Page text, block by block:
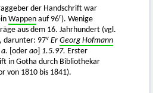
der Handschrift war
Wappen auf 96r). Wenige
aus dem 16. Jahrhundert (vgl.
darunter: 97v Er Georg Hofmann
[oder ao 1.5.97. Erster
in Gotha durch Bibliothekar
von 1810 bis 1841).